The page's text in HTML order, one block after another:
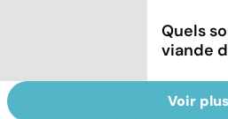
Quels
viande
Voir plus